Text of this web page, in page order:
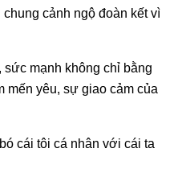
cảnh ngộ đoàn kết vì
mạnh không chỉ bằng
mến yêu, sự giao cảm của
cái tôi cá nhân với cái ta